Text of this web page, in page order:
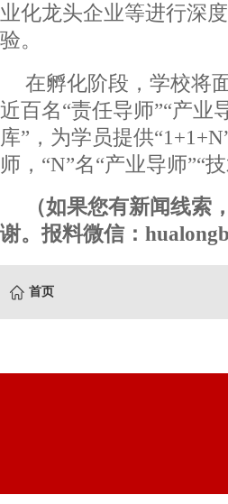
业化龙头企业等进行深
验。
在孵化阶段，学校将
近百名“责任导师”“产业
库”，为学员提供
师，“N”名“产业导师”“
（如果您有新闻线索
谢。报料微信：
首页